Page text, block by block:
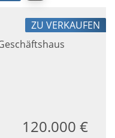
ZU VERKAUFEN
120.000 €